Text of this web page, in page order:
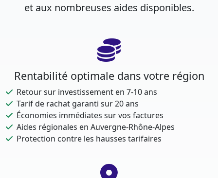
et aux nombreuses aides disponibles.
Rentabilité optimale dans votre région
Retour sur investissement en 7-10 ans
Tarif de rachat garanti sur 20 ans
Économies immédiates sur vos factures
Aides régionales en Auvergne-Rhône-Alpes
Protection contre les hausses tarifaires